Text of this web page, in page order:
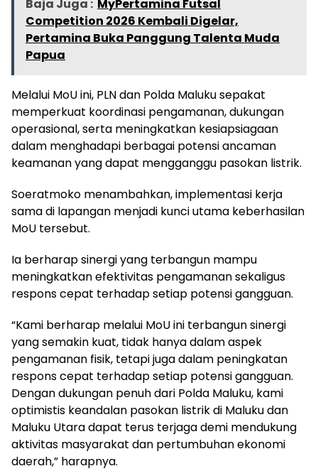
Baja Juga : MyPertamina Futsal
Competition 2026 Kembali Digelar,
Pertamina Buka Panggung Talenta Muda
Papua
Melalui MoU ini, PLN dan Polda Maluku sepakat
memperkuat koordinasi pengamanan, dukungan
operasional, serta meningkatkan kesiapsiagaan
dalam menghadapi berbagai potensi ancaman
keamanan yang dapat mengganggu pasokan listrik.
Soeratmoko menambahkan, implementasi kerja
sama di lapangan menjadi kunci utama keberhasilan
MoU tersebut.
Ia berharap sinergi yang terbangun mampu
meningkatkan efektivitas pengamanan sekaligus
respons cepat terhadap setiap potensi gangguan.
“Kami berharap melalui MoU ini terbangun sinergi
yang semakin kuat, tidak hanya dalam aspek
pengamanan fisik, tetapi juga dalam peningkatan
respons cepat terhadap setiap potensi gangguan.
Dengan dukungan penuh dari Polda Maluku, kami
optimistis keandalan pasokan listrik di Maluku dan
Maluku Utara dapat terus terjaga demi mendukung
aktivitas masyarakat dan pertumbuhan ekonomi
daerah,” harapnya.